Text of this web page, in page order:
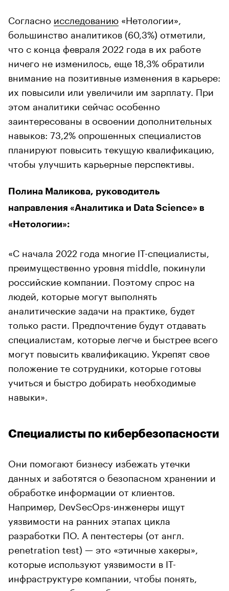
Согласно исследованию «Нетологии»,
большинство аналитиков (60,3%) отметили,
что с конца февраля 2022 года в их работе
ничего не изменилось, еще 18,3% обратили
внимание на позитивные изменения в карьере:
их повысили или увеличили им зарплату. При
этом аналитики сейчас особенно
заинтересованы в освоении дополнительных
навыков: 73,2% опрошенных специалистов
планируют повысить текущую квалификацию,
чтобы улучшить карьерные перспективы.
Полина Маликова, руководитель
направления «Аналитика и Data Science» в
«Нетологии»:
«С начала 2022 года многие IT-специалисты,
преимущественно уровня middle, покинули
российские компании. Поэтому спрос на
людей, которые могут выполнять
аналитические задачи на практике, будет
только расти. Предпочтение будут отдавать
специалистам, которые легче и быстрее всего
могут повысить квалификацию. Укрепят свое
положение те сотрудники, которые готовы
учиться и быстро добирать необходимые
навыки».
Специалисты по кибербезопасности
Они помогают бизнесу избежать утечки
данных и заботятся о безопасном хранении и
обработке информации от клиентов.
Например, DevSecOps-инженеры ищут
уязвимости на ранних этапах цикла
разработки ПО. А пентестеры (от англ.
penetration test) — это «этичные хакеры»,
которые используют уязвимости в IT-
инфраструктуре компании, чтобы понять,